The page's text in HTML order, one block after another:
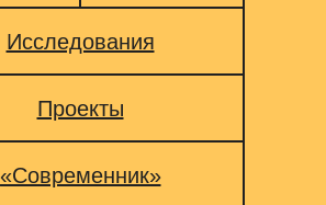
«Современник»
Проекты
Исследования